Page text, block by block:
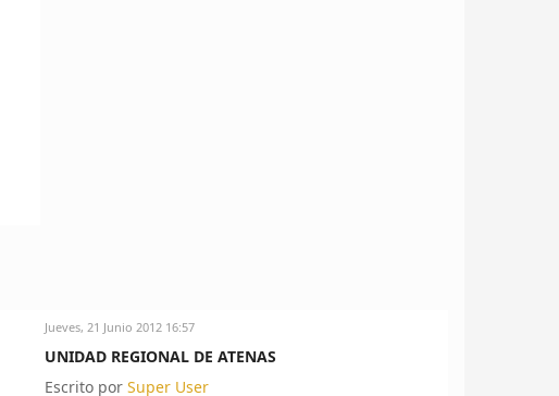
Jueves, 21 Junio 2012 16:57
UNIDAD REGIONAL DE ATENAS
Escrito por Super User